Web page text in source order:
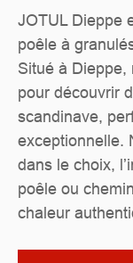
JOTUL Dieppe
poêle à
Situé à Dieppe,
pour découvrir
scandinave,
exceptionnelle.
dans le choix,
poêle ou
chaleur